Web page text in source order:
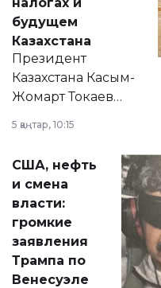
будущем
Казахстана
Президент
Казахстана Касым-
Жомарт Токаев
сразу несколько
актуальных тем —
от слухов о
политических
реформах до
вопросов армии,
экономики и
личного здоровья.
5 қаңтар, 10:15
США, нефть
и смена
власти:
громкие
заявления
Трампа по
Венесуэле